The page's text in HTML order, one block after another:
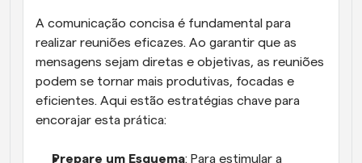
A comunicação concisa é fundamental para
realizar reuniões eficazes. Ao garantir que as
mensagens sejam diretas e objetivas, as reuniões
podem se tornar mais produtivas, focadas e
eficientes. Aqui estão estratégias chave para
encorajar esta prática:
Prepare um Esquema: Para estimular a